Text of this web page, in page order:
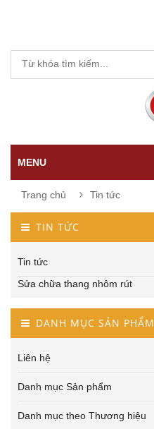
MENU
Trang chủ Tin tức
TIN TỨC
Tin tức
Sửa chữa thang nhôm rút
DANH MỤC SẢN PHẨM
Liên hệ
Danh mục Sản phẩm
Danh mục theo Thương hiệu